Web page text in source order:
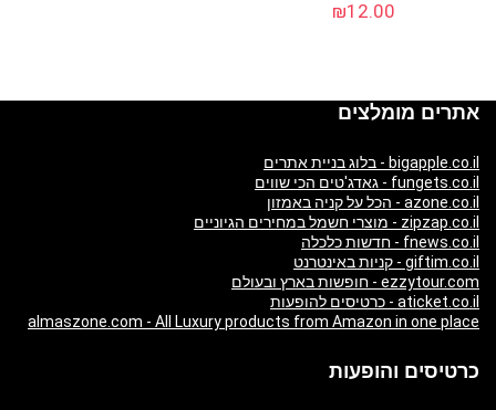
₪12.00
אתרים מומלצים
bigapple.co.il - בלוג בניית אתרים
fungets.co.il - גאדג'טים הכי שווים
azone.co.il - הכל על קניה באמזון
zipzap.co.il - מוצרי חשמל במחירים הגיוניים
fnews.co.il - חדשות כלכלה
giftim.co.il - קניות באינטרנט
ezzytour.com - חופשות בארץ ובעולם
aticket.co.il - כרטיסים להופעות
almaszone.com - All Luxury products from Amazon in one place
כרטיסים והופעות